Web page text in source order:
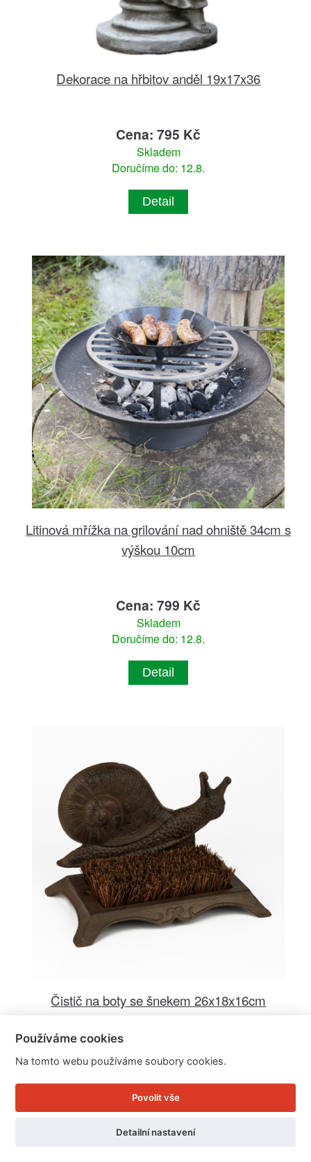
Dekorace na hřbitov anděl 19x17x36
Cena: 795 Kč
Skladem
Doručíme do: 12.8.
Detail
Litinová mřížka na grilování nad ohniště 34cm s
výškou 10cm
Cena: 799 Kč
Skladem
Doručíme do: 12.8.
Detail
Čistič na boty se šnekem 26x18x16cm
Cena: 599 Kč
Používáme cookies
Na tomto webu používáme soubory cookies.
Povolit vše
Detailní nastavení